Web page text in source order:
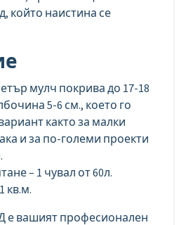
който наистина се
мулч покрива до 17-18
5-6 см., което го
както за малки
и за по-големи проекти
– 1 чувал от 60л.
кв.м.
е вашият професионален